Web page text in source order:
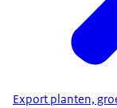
Export planten,